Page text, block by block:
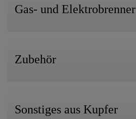
Gas- und Elektrobrenner
Zubehör
Sonstiges aus Kupfer